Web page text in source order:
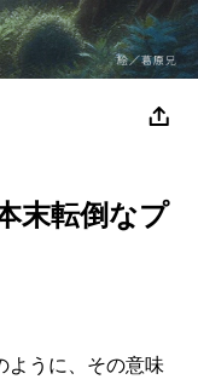
転倒なプ
うに、その意味